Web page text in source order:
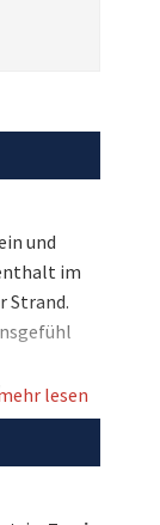
und
im
Strand.
des
lesen